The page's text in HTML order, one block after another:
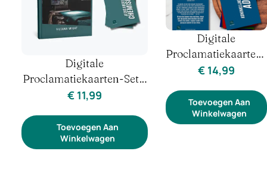
Digitale
Proclamatiekaarten-Set –
Jezus Regeert Onder
€11,99
Toevoegen Aan
Winkelwagen
Digitale
Proclamatiekaarten-
Set – Koninklijke
Genezing
€14,99
Toevoegen Aan
Winkelwagen